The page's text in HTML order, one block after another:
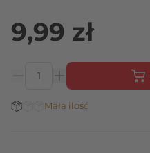
9,99 zł
Stan magazynowy:
Mała ilość